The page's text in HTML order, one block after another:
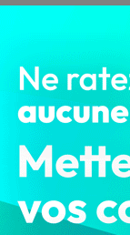
dans
la liste des
de la
à
de